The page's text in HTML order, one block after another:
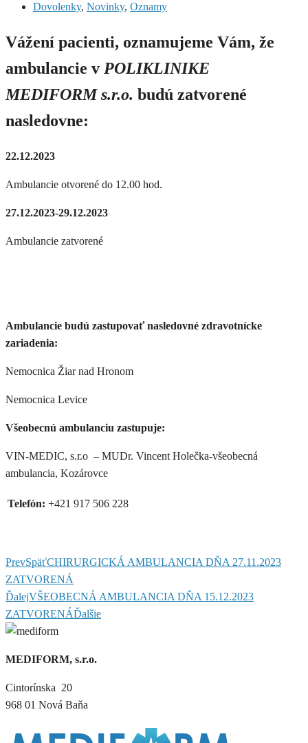
Dovolenky, Novinky, Oznamy
Vážení pacienti, oznamujeme Vám, že
ambulancie v POLIKLINIKE
MEDIFORM s.r.o. budú zatvorené
nasledovne:
22.12.2023
Ambulancie otvorené do 12.00 hod.
27.12.2023-29.12.2023
Ambulancie zatvorené
Ambulancie budú zastupovať nasledovné zdravotnícke
zariadenia:
Nemocnica Žiar nad Hronom
Nemocnica Levice
Všeobecnú ambulanciu zastupuje:
VIN-MEDIC, s.r.o – MUDr. Vincent Holečka-všeobecná
ambulancia, Kozárovce
Telefón: +421 917 506 228
PrevSpäťCHIRURGICKÁ AMBULANCIA DŇA 27.11.2023
ZATVORENÁ
ĎalejVŠEOBECNÁ AMBULANCIA DŇA 15.12.2023
ZATVORENÁĎalšie
MEDIFORM, s.r.o.
Cintorínska 20
968 01 Nová Baňa